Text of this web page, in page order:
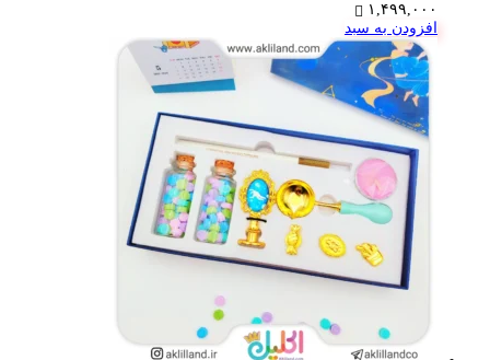
۱,۴۹۹,۰۰۰
افزودن به سبد